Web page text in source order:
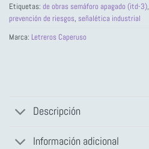
Etiquetas: de obras semáforo apagado (itd-3),
prevención de riesgos, señalética industrial
Marca: Letreros Caperuso
Descripción
Información adicional